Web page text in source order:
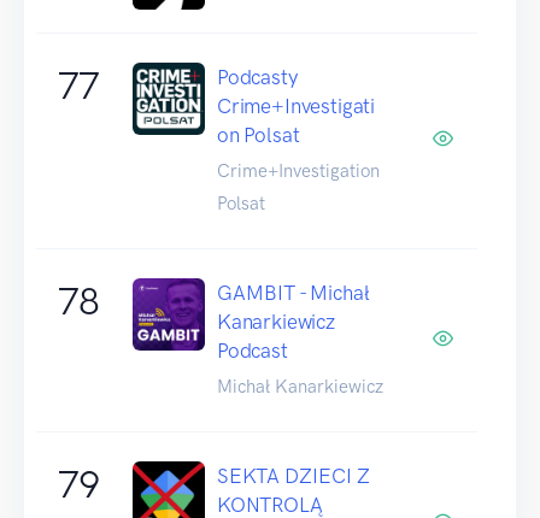
77
Podcasty
Crime+Investigati
on Polsat
Crime+Investigation
Polsat
78
GAMBIT - Michał
Kanarkiewicz
Podcast
Michał Kanarkiewicz
79
SEKTA DZIECI Z
KONTROLĄ